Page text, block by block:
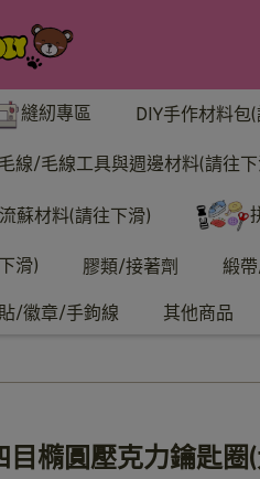
縫紉專區 DIY手作材料包
毛線/毛線工具與週邊材料(請往
蘇材料(請往下滑)
滑) 膠類/接著劑 緞
/徽章/手鉤線 其他商品
目橢圓壓克力鑰匙